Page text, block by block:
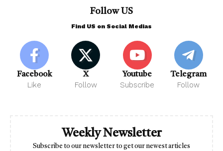
Follow US
Find US on Social Medias
Facebook
Like
X
Follow
Youtube
Subscribe
Telegram
Follow
Weekly Newsletter
Subscribe to our newsletter to get our newest articles